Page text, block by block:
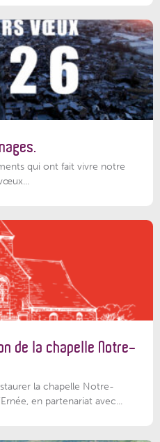
qui ont fait vivre notre
de la chapelle Notre-
la chapelle Notre-
en partenariat avec...